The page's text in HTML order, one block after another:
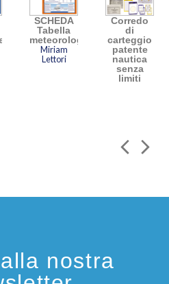
SCHEDA
Tabella
meteorologia
Miriam
Lettori
Corredo
di
carteggio
patente
nautica
senza
limiti
nostra